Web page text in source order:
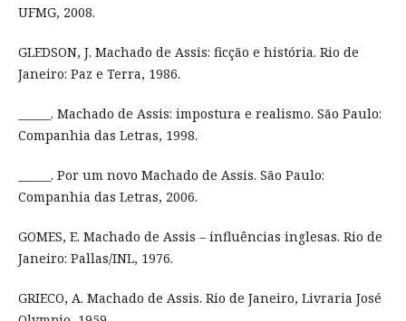
UFMG, 2008.
GLEDSON, J. Machado de Assis: ficção e história. Rio de
Janeiro: Paz e Terra, 1986.
______. Machado de Assis: impostura e realismo. São Paulo:
Companhia das Letras, 1998.
______. Por um novo Machado de Assis. São Paulo:
Companhia das Letras, 2006.
GOMES, E. Machado de Assis – influências inglesas. Rio de
Janeiro: Pallas/INL, 1976.
GRIECO, A. Machado de Assis. Rio de Janeiro, Livraria José